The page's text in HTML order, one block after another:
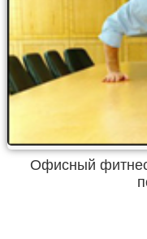
Офисный